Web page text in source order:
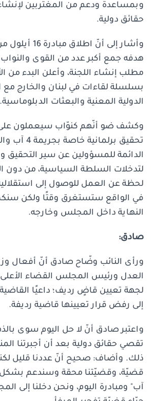
وبمساعدة ودعم من المغتربين
حقائق دولية.
وأشار إلى أنّ
هدفه جمع أكبر عدد من القوى
مطلب إنشاء اللجنة، وأعلن البدء من
بسلسلة لقاءات في لبنان والخارج
الدولية المعنية والبعثات الدبلوماسية.
وكشف ضو أنّهم كنوّاب سيعملون على
تحقيق برلمانية
الدائمة للمسؤولين عن سير
لتدخلات السلطة السياسية، من دون
لحظة عن العمل للوصول إلى
في الواقع ستستغرق وقتًا ولكن
النهاية داخل المجلس وخارجه.
صادق:
ورأى النائب وضّاح صادق أنّ أفعال
العدل ورئيس المجلس القضاء
لجهة تعيين قاضٍ رديف؛ داعيًا
إلى رفض قرار تعيينها قاضية رديفة.
واعتبر صادق أنّ لا حل اليوم سوى
تقصي حقائق دولية بعد أن أجبرتنا
ذلك. وأضاف: صحيح أنّ عددنا قليل
آب" ومبادرة اليوم، ونحن دخلنا إلى